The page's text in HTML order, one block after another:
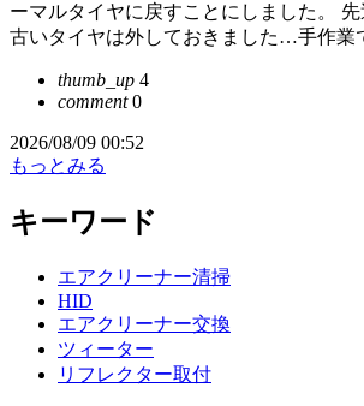
ーマルタイヤに戻すことにしました。
古いタイヤは外しておきました…手作業
thumb_up 4
comment0
2026/08/09 00:52
もっとみる
キーワード
エアクリーナー清掃
HID
エアクリーナー交換
ツィーター
リフレクター取付